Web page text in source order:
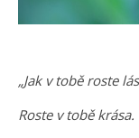
„Jak v tobě roste
Roste v tobě krása.